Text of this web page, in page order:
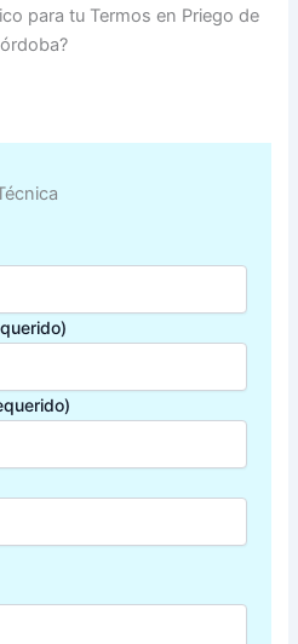
para tu Termos en Priego de